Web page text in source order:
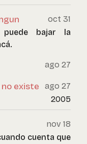
oct 31
bajar la
ago 27
existe
ago 27
2005
nov 18
cuenta que